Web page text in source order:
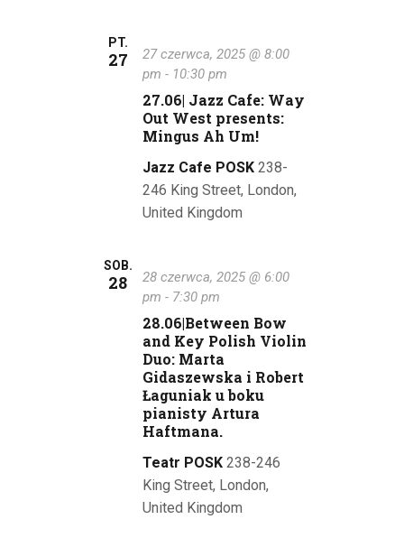
PT.
27
27.06| Jazz Cafe: Way
Out West presents:
Mingus Ah Um!
27 czerwca, 2025 @ 8:00
pm - 10:30 pm
Jazz Cafe POSK 238-
246 King Street, London,
United Kingdom
SOB.
28
28.06|Between Bow
and Key Polish Violin
Duo: Marta
Gidaszewska i Robert
Łaguniak u boku
pianisty Artura
Haftmana.
28 czerwca, 2025 @ 6:00
pm - 7:30 pm
Teatr POSK 238-246
King Street, London,
United Kingdom